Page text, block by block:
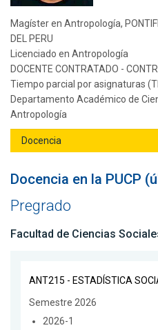
Magíster en Antropología,
DEL PERU
Licenciado en Antropología
DOCENTE CONTRATADO -
Tiempo parcial por asignaturas
Departamento Académico de
Antropología
Docencia en la PUCP
Pregrado
Facultad de Ciencias
ANT215 - ESTADÍSTICA
Semestre 2026
2026-1